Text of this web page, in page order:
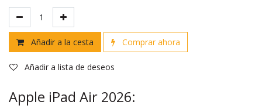
Añadir a la cesta Comprar ahora
Añadir a lista de deseos
Apple iPad Air 2026: